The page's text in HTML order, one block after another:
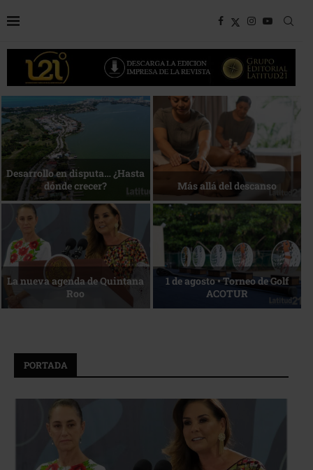
Bottega, un viaje servido a la
mesa
Energía que Impulsa la
competitividad
Reconocimiento de viajeros La esencia del servicio
PORTADA